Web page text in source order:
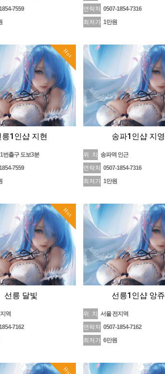
7559
연락처 0507-1854-7316
최저가 1만원
Hot
릉1인샵 지현
번출구 도보3분
7559
송파1인샵 지영
위 치
송파역 인근
연락처 0507-1854-7316
최저가 1만원
Hot
선릉 달빛
역
7162
선릉1인샵 앙쥬
위 치
서울 전지역
연락처 0507-1854-7162
최저가 6만원
Hot